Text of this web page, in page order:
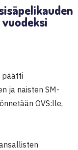
päätti
ja naisten SM-
OVS:lle,